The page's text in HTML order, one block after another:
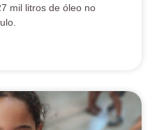
mil litros de óleo no